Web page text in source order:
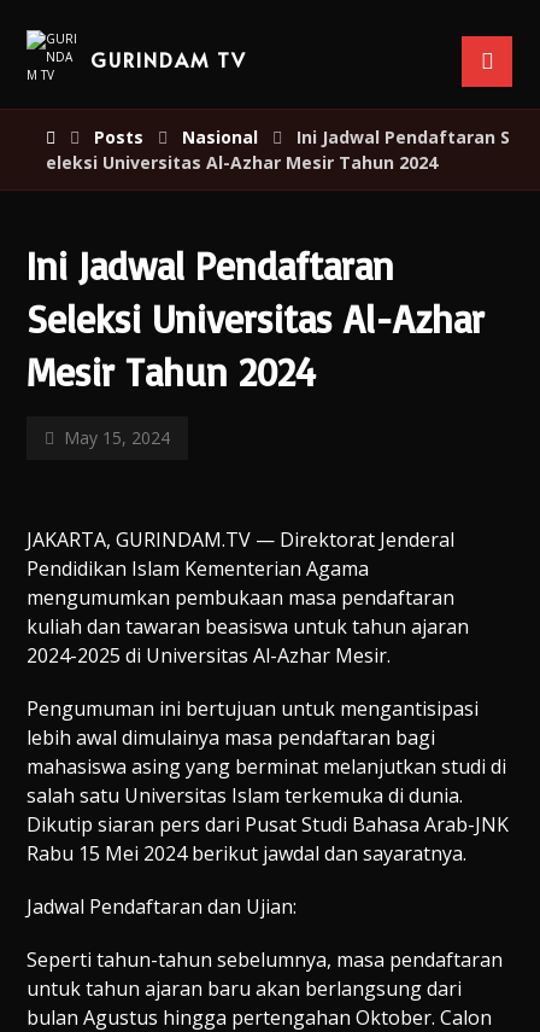
GURINDAM TV
Posts Nasional
Ini Jadwal Pendaftaran S
eleksi Universitas Al-Azhar Mesir Tahun 2024
Ini Jadwal Pendaftaran
Seleksi Universitas Al-Azhar
Mesir Tahun 2024
May 15, 2024
JAKARTA, GURINDAM.TV — Direktorat Jenderal
Pendidikan Islam Kementerian Agama
mengumumkan pembukaan masa pendaftaran
kuliah dan tawaran beasiswa untuk tahun ajaran
2024-2025 di Universitas Al-Azhar Mesir.
Pengumuman ini bertujuan untuk mengantisipasi
lebih awal dimulainya masa pendaftaran bagi
mahasiswa asing yang berminat melanjutkan studi di
salah satu Universitas Islam terkemuka di dunia.
Dikutip siaran pers dari Pusat Studi Bahasa Arab-JNK
Rabu 15 Mei 2024 berikut jawdal dan sayaratnya.
Jadwal Pendaftaran dan Ujian:
Seperti tahun-tahun sebelumnya, masa pendaftaran
untuk tahun ajaran baru akan berlangsung dari
bulan Agustus hingga pertengahan Oktober. Calon